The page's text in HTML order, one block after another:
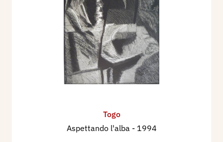
Togo
Aspettando l'alba - 1994